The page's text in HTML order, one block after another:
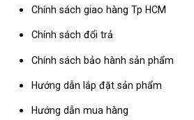
Chính sách giao hàng Tp HCM
Chính sách đổi trả
Chính sách bảo hành sản phẩm
Hướng dẫn lắp đặt sản phẩm
Hướng dẫn mua hàng